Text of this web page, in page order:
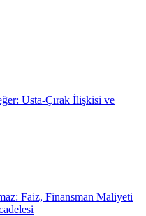
Usta-Çırak İlişkisi ve
Faiz, Finansman Maliyeti